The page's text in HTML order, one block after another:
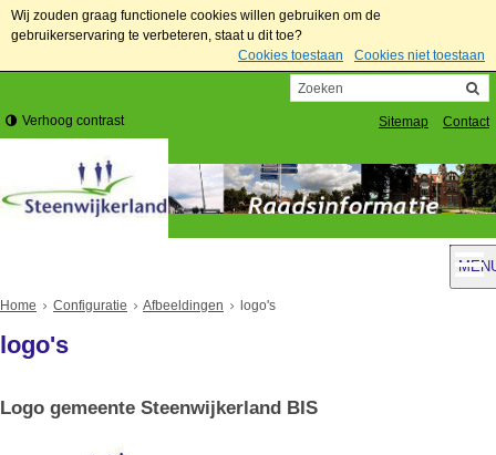
Wij zouden graag functionele cookies willen gebruiken om de
gebruikerservaring te verbeteren, staat u dit toe?
Cookies toestaan
Cookies niet toestaan
Sitemap Contact
Verhoog contrast
Home Configuratie Afbeeldingen logo's
logo's
Logo gemeente Steenwijkerland BIS